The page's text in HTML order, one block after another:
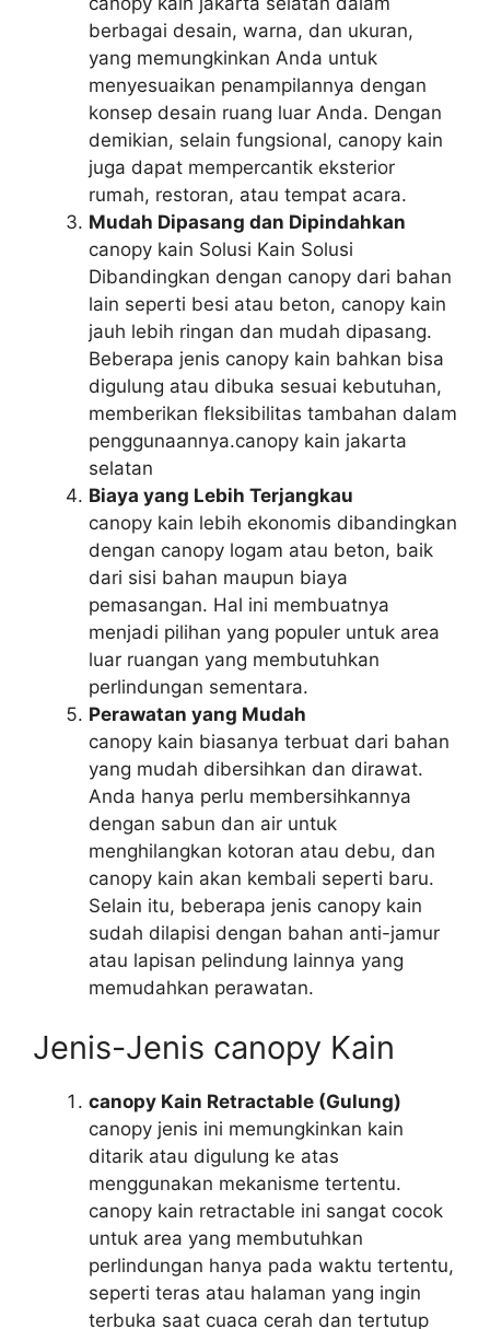
berbagai desain, warna, dan ukuran,
yang memungkinkan Anda untuk
menyesuaikan penampilannya dengan
konsep desain ruang luar Anda. Dengan
demikian, selain fungsional, canopy kain
juga dapat mempercantik eksterior
rumah, restoran, atau tempat acara.
Mudah Dipasang dan Dipindahkan
canopy kain Solusi Kain Solusi
Dibandingkan dengan canopy dari bahan
lain seperti besi atau beton, canopy kain
jauh lebih ringan dan mudah dipasang.
Beberapa jenis canopy kain bahkan bisa
digulung atau dibuka sesuai kebutuhan,
memberikan fleksibilitas tambahan dalam
penggunaannya.canopy kain jakarta
selatan
Biaya yang Lebih Terjangkau
canopy kain lebih ekonomis dibandingkan
dengan canopy logam atau beton, baik
dari sisi bahan maupun biaya
pemasangan. Hal ini membuatnya
menjadi pilihan yang populer untuk area
luar ruangan yang membutuhkan
perlindungan sementara.
Perawatan yang Mudah
canopy kain biasanya terbuat dari bahan
yang mudah dibersihkan dan dirawat.
Anda hanya perlu membersihkannya
dengan sabun dan air untuk
menghilangkan kotoran atau debu, dan
canopy kain akan kembali seperti baru.
Selain itu, beberapa jenis canopy kain
sudah dilapisi dengan bahan anti-jamur
atau lapisan pelindung lainnya yang
memudahkan perawatan.
Jenis-Jenis canopy Kain
canopy Kain Retractable (Gulung)
canopy jenis ini memungkinkan kain
ditarik atau digulung ke atas
menggunakan mekanisme tertentu.
canopy kain retractable ini sangat cocok
untuk area yang membutuhkan
perlindungan hanya pada waktu tertentu,
seperti teras atau halaman yang ingin
terbuka saat cuaca cerah dan tertutup